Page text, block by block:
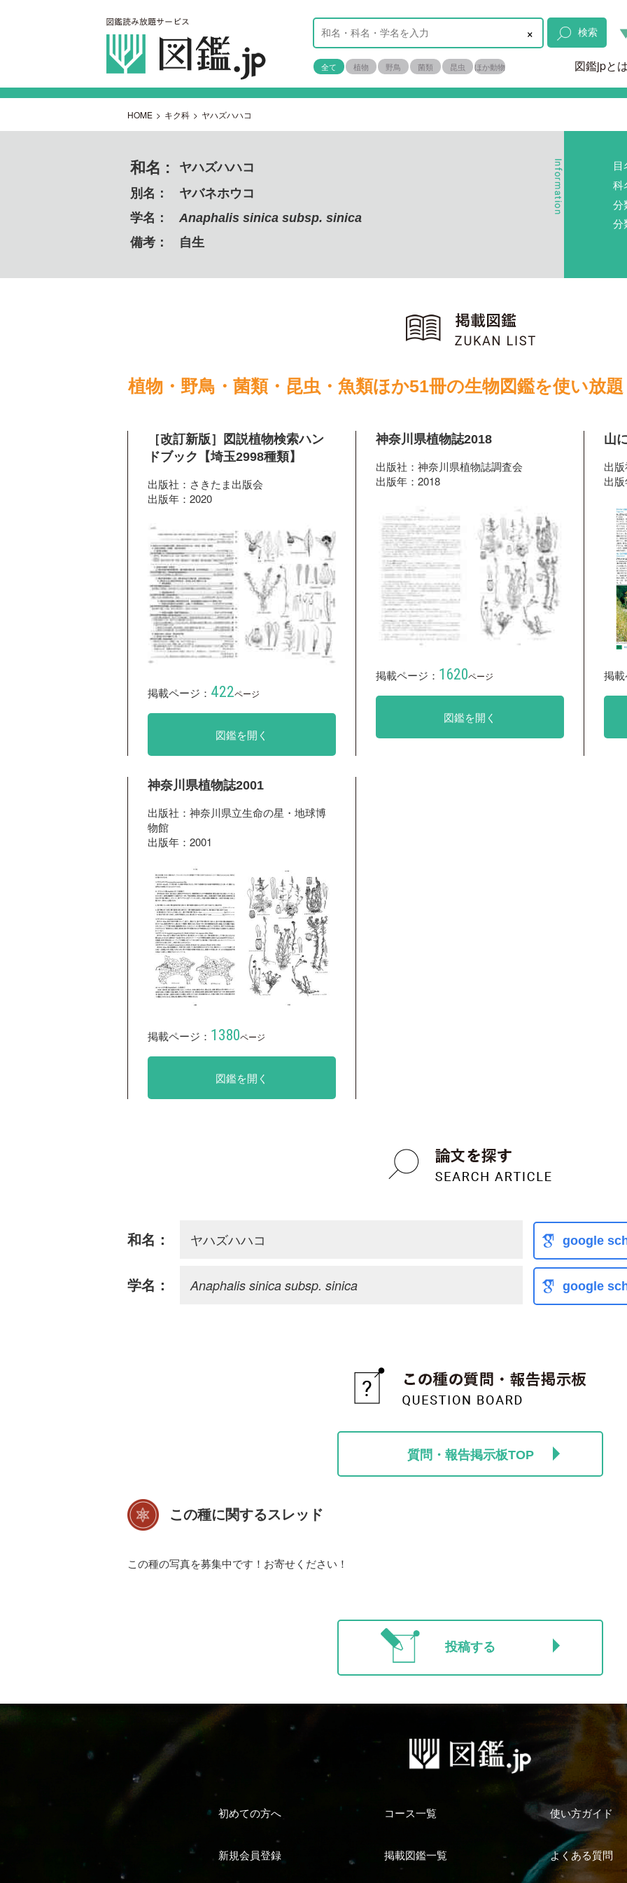
× 検索
全て 植物 野鳥 菌類 昆虫 ほか動物 図鑑jpと
HOME > キク科 > ヤハズハハコ
和名 :
ヤハズハハコ
別名：
ヤバネホウコ
学名：
Anaphalis sinica subsp. sinica
備考：
自生
科
分
分
植物・野鳥・菌類・昆虫・魚類ほか51冊の生物図鑑を使い放題
［改訂新版］図説植物検索ハン
ドブック【埼玉2998種類】
出版社：さきたま出版会
出版年：2020
掲載ページ： 422ページ
図鑑を開く
神奈川県植物誌2018
出版社：神奈川県植物誌調査会
出版年：2018
掲載ページ： 1620ページ
図鑑を開く
山
出
出
掲
神奈川県植物誌2001
出版社：神奈川県立生命の星・地球博
物館
出版年：2001
掲載ページ： 1380ページ
図鑑を開く
和名： ヤハズハハコ google
学名： Anaphalis sinica subsp. sinica google
質問・報告掲示板TOP
この種に関するスレッド
この種の写真を募集中です！お寄せください！
投稿する
初めての方へ コース一覧 使い方ガイド
新規会員登録 掲載図鑑一覧 よくある質問